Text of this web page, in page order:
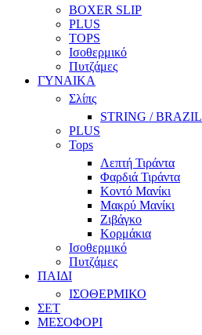
BOXER SLIP
PLUS
TOPS
Ισοθερμικό
Πυτζάμες
ΓΥΝΑΙΚΑ
Σλίπς
STRING / BRAZIL
PLUS
Tops
Λεπτή Τιράντα
Φαρδιά Τιράντα
Κοντό Μανίκι
Μακρύ Μανίκι
Ζιβάγκο
Κορμάκια
Ισοθερμικό
Πυτζάμες
ΠΑΙΔΙ
ΙΣΟΘΕΡΜΙΚΟ
ΣΕΤ
ΜΕΣΟΦΟΡΙ